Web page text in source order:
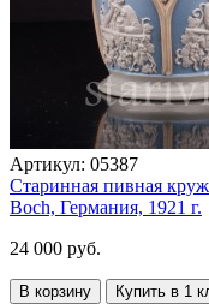
Артикул: 05387
Старинная пивная
Boch, Германия, 1921 г.
24 000 руб.
В корзину Купить в 1